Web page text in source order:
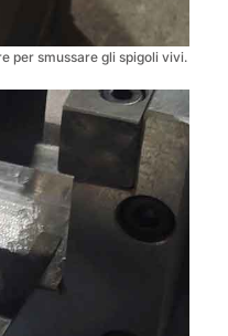
per smussare gli spigoli vivi.